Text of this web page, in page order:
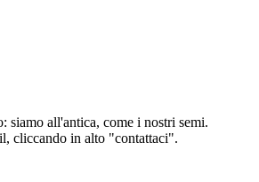
siamo all'antica, come i nostri semi.
cliccando in alto "contattaci".